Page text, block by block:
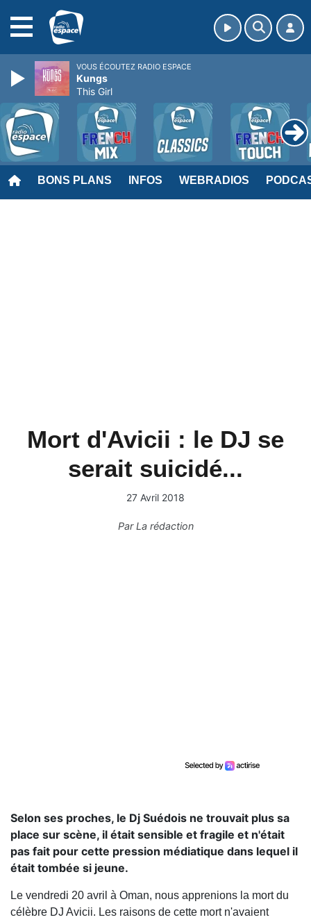
BONS PLANS INFOS WEBRADIOS
Mort d'Avicii : le DJ se
serait suicidé...
27 Avril 2018
ParLa rédaction
Selon ses proches, le Dj Suédois ne trouvait plus sa
place sur scène, il était sensible et fragile et n'était
pas fait pour cette pression médiatique dans lequel il
était tombée si jeune.
Le vendredi 20 avril à Oman, nous apprenions la mort du
célèbre DJ Avicii. Les raisons de cette mort n'avaient
VOUS ÉCOUTEZ RADIO ESPACE
Kungs
This Girl